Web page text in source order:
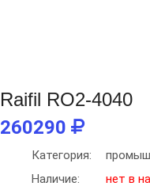
Raifil RO2-4040
260290
Категория:
Наличие:
нет в